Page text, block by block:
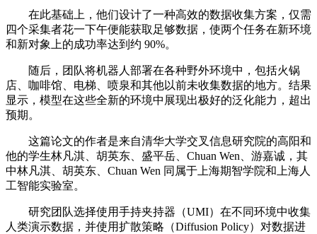
在此基础上，他们设计了一种高效的数据收集方案，仅需
四个采集者花一下午便能获取足够数据，使两个任务在新环境
和新对象上的成功率达到约 90%。
随后，团队将机器人部署在各种野外环境中，包括火锅
店、咖啡馆、电梯、喷泉和其他以前未收集数据的地方。结果
显示，模型在这些全新的环境中展现出极好的泛化能力，超出
预期。
这篇论文的作者是来自清华大学交叉信息研究院的高阳和
他的学生林凡淇、胡英东、盛平岳、Chuan Wen、游嘉诚，其
中林凡淇、胡英东、Chuan Wen 同属于上海期智学院和上海人
工智能实验室。
研究团队选择使用手持夹持器（UMI）在不同环境中收集
人类演示数据，并使用扩散策略（Diffusion Policy）对数据进